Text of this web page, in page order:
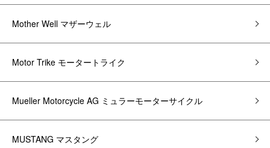
Mother Well マザーウェル
Motor Trike モータートライク
Mueller Motorcycle AG ミュラーモーターサイクル
MUSTANG マスタング